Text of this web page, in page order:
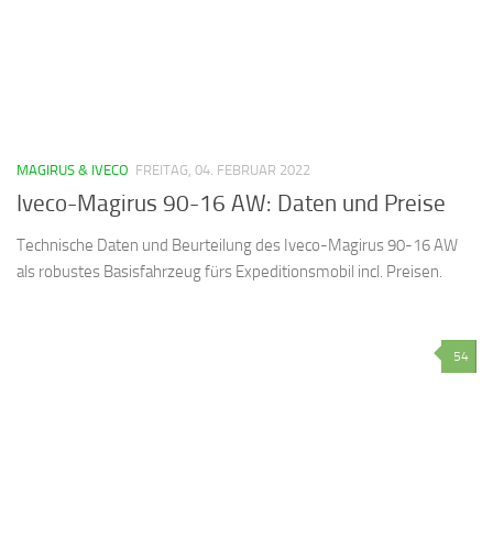
MAGIRUS & IVECO FREITAG, 04. FEBRUAR 2022
Iveco-Magirus 90-16 AW: Daten und Preise
Technische Daten und Beurteilung des Iveco-Magirus 90-16 AW
als robustes Basisfahrzeug fürs Expeditionsmobil incl. Preisen.
54